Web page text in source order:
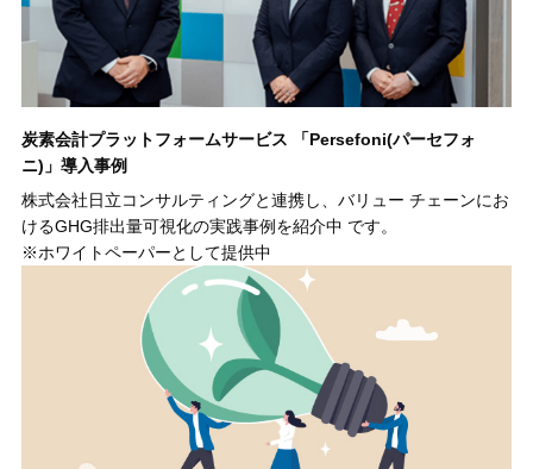
炭素会計プラットフォームサービス 「Persefoni(パーセフォ
ニ)」導入事例
株式会社日立コンサルティングと連携し、バリュー チェーンにお
けるGHG排出量可視化の実践事例を紹介中 です。
※ホワイトペーパーとして提供中